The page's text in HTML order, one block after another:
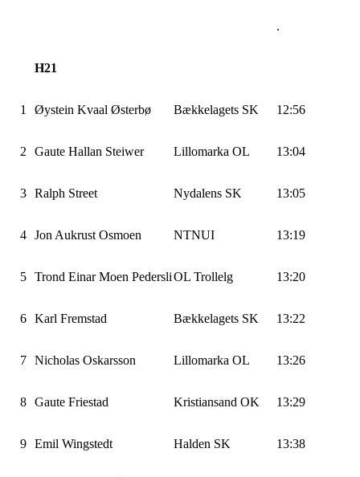
.
H21
1 Øystein Kvaal Østerbø Bækkelagets SK 12:56
2 Gaute Hallan Steiwer Lillomarka OL 13:04
3 Ralph Street Nydalens SK 13:05
4 Jon Aukrust Osmoen NTNUI 13:19
5 Trond Einar Moen PedersliOL Trollelg 13:20
6 Karl Fremstad Bækkelagets SK 13:22
7 Nicholas Oskarsson Lillomarka OL 13:26
8 Gaute Friestad Kristiansand OK 13:29
9 Emil Wingstedt Halden SK 13:38